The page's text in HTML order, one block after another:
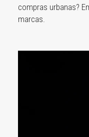
compras urbanas?
marcas.